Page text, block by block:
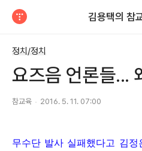
김용택의 참
정치/정치
요즈음 언론들...
참교육 2016. 5. 11. 07:00
무수단 발사 실패했다고 김